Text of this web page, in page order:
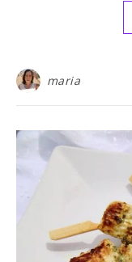
maria